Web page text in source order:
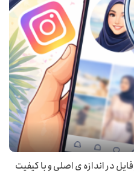
در اندازه ی اصلی و با کیفیت